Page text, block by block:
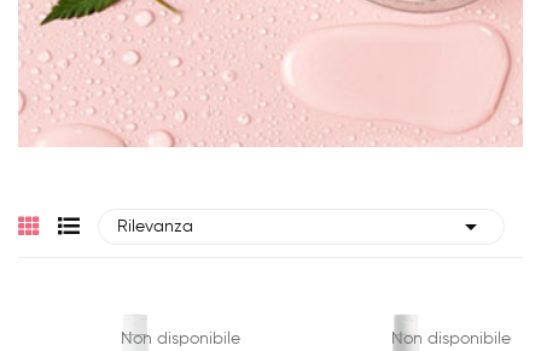
Rilevanza 
Non disponibile Non disponibile